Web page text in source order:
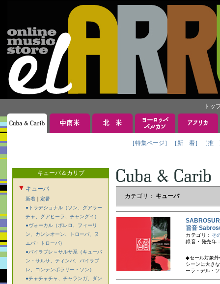
トッ
［特集ページ］ ［新 着］ ［推
キューバ＆カリブ
キューバ
新着 ｜ 定番
●トラデショナル（ソン、グアラー
チャ、グアヒーラ、チャングイ）
●ヴォーカル（ボレロ、フィーリ
ン、カンシオーン、トローバ、ヌ
エバ・トローバ）
●バイラブレ～サルサ系（キューバ
ン・サルサ、ティンバ、バイラブ
レ、コンテンポラリー・ソン）
●チャチャチャ、チャランガ、ダン
カテゴリ： キューバ
旨音
カテゴリ： そ
録音・発売年
◆セール対象
シーンに大き
ーラ・デル・